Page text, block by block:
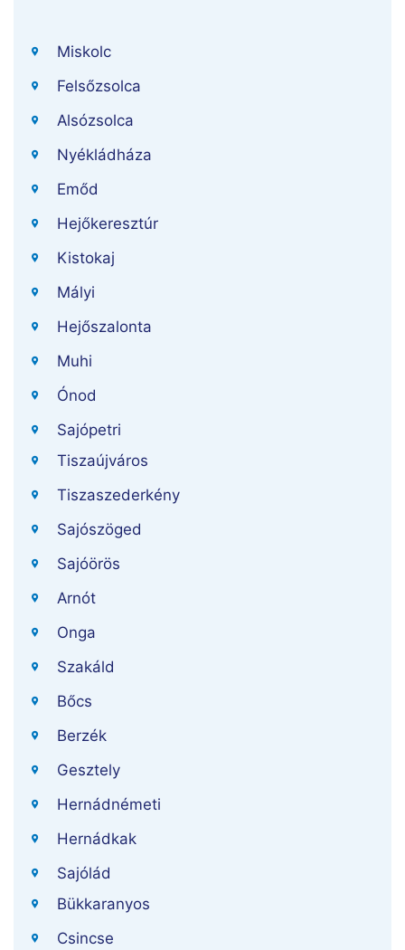
Miskolc
Felsőzsolca
Alsózsolca
Nyékládháza
Emőd
Hejőkeresztúr
Kistokaj
Mályi
Hejőszalonta
Muhi
Ónod
Sajópetri
Tiszaújváros
Tiszaszederkény
Sajószöged
Sajóörös
Arnót
Onga
Szakáld
Bőcs
Berzék
Gesztely
Hernádnémeti
Hernádkak
Sajólád
Bükkaranyos
Csincse